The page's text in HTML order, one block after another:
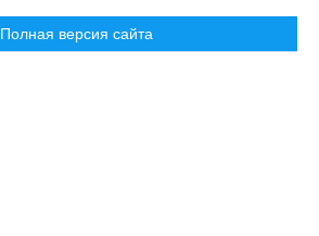
Полная версия сайта